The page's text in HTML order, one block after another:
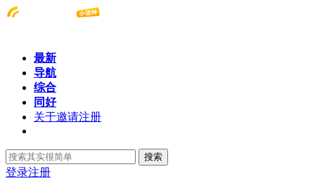
最新
导航
综合
同好
关于邀请注册
搜索
登录注册